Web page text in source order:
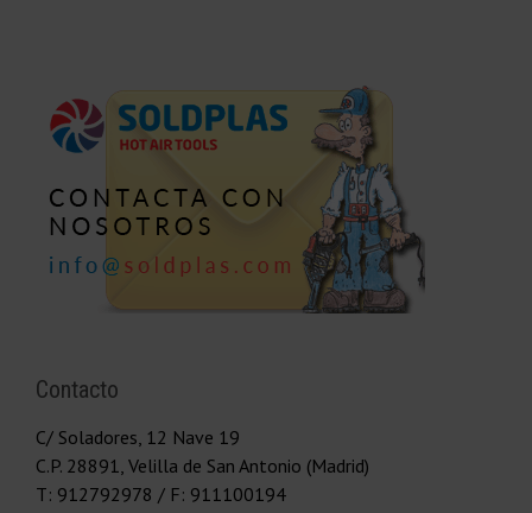
Contacto
C/ Soladores, 12 Nave 19
C.P. 28891 Velilla de San Antonio (Madrid)
T: 912792978 / F: 911100194